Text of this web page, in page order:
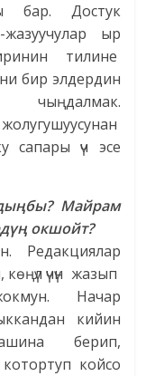
бар. Достук
жазуучулар ыр
тилине
бир элдердин
сапары үч эсе
Майрам
окшойт?
Редакциялар
үчүн жазып
Начар
кийин
берип,
койсо